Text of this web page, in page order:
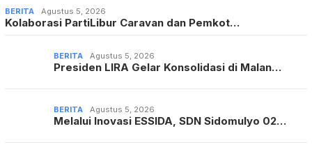
BERITA Agustus 5, 2026
Kolaborasi PartiLibur Caravan dan Pemkot…
BERITA Agustus 5, 2026
Presiden LIRA Gelar Konsolidasi di Malan…
BERITA Agustus 5, 2026
Melalui Inovasi ESSIDA, SDN Sidomulyo 02…